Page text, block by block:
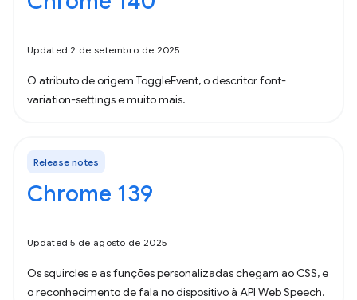
Updated 2 de setembro de 2025
O atributo de origem ToggleEvent, o descritor font-
variation-settings e muito mais.
Release notes
Chrome 139
Updated 5 de agosto de 2025
Os squircles e as funções personalizadas chegam ao CSS, e
o reconhecimento de fala no dispositivo à API Web Speech.